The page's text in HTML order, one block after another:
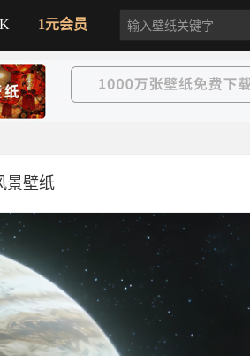
1元会员
景壁纸